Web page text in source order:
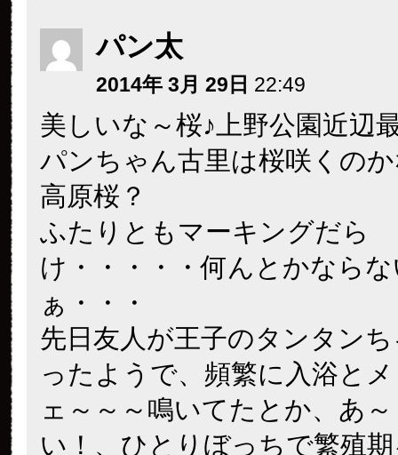
パン太
2014年 3月 29日 22:49
美しいな～桜♪上野公園近辺
パンちゃん古里は桜咲くの
高原桜？
ふたりともマーキングだら
け・・・・・何んとかなら
ぁ・・・
先日友人が王子のタンタン
ったようで、頻繁に入浴と
ェ～～～鳴いてたとか、あ
い！、ひとりぼっちで繁殖